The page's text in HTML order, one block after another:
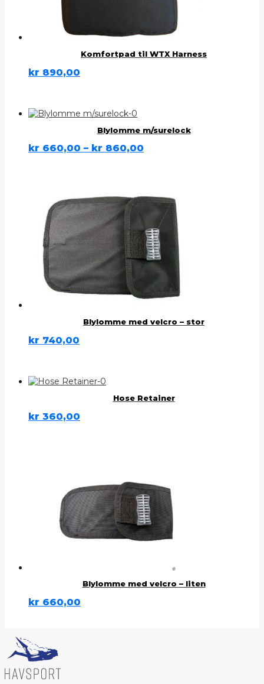
Komfortpad til WTX Harness
kr 890,00
Blylomme m/surelock
kr 660,00 – kr 860,00
Blylomme med velcro – stor
kr 740,00
Hose Retainer
kr 360,00
Blylomme med velcro – liten
kr 660,00